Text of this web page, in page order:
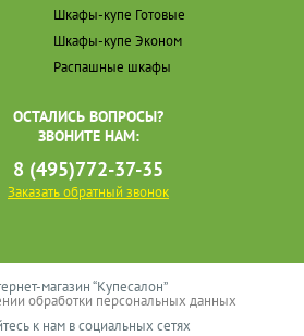
Шкафы-купе Готовые
Шкафы-купе Эконом
Распашные шкафы
ОСТАЛИСЬ ВОПРОСЫ?
ЗВОНИТЕ НАМ:
8 (495)772-37-35
Заказать обратный звонок
магазин “Купесалон”
обработки персональных данных
к нам в социальных сетях